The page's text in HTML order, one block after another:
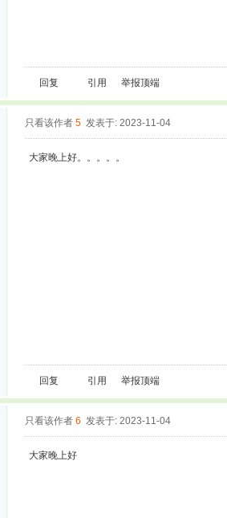
回复 引用 举报顶端
只看该作者 5 发表于: 2023-11-04
大家晚上好。。。。。
回复 引用 举报顶端
只看该作者 6 发表于: 2023-11-04
大家晚上好